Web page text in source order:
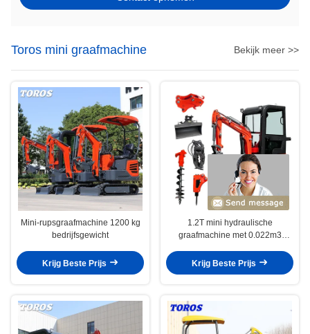
Toros mini graafmachine Bekijk meer >>
Mini-rupsgraafmachine 1200 kg
bedrijfsgewicht
Krijg Beste Prijs
1.2T mini hydraulische
graafmachine met 0.022m3
Krijg Beste Prijs